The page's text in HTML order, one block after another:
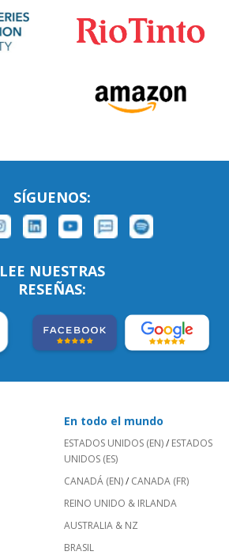
SÍGUENOS:
LEE NUESTRAS
RESEÑAS:
En todo el mundo
ESTADOS UNIDOS (EN)/ ESTADOS
UNIDOS (ES)
CANADÁ (EN)/ CANADA (FR)
REINO UNIDO & IRLANDA
AUSTRALIA & NZ
BRASIL